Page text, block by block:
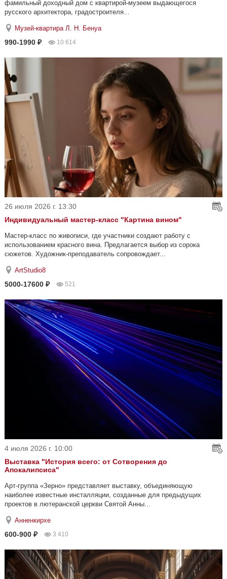
фамильный доходный дом с квартирой-музеем выдающегося
русского архитектора, градостроителя...
Музей-квартира Л. Н. Бенуа
990-1990 ₽ 10 614
26 июля 2026 г. 13:30
Индивидуальный мастер-класс "Картина вином"
Мастер-класс по живописи, где участники создают работу с
использованием красного вина. Предлагается выбор из сорока
сюжетов. Художник-преподаватель сопровождает...
ArtStudio8
5000-17600 ₽ 521
4 июля 2026 г. 10:00
Выставка "История всего: от Сотворения до
Апокалипсиса"
Арт-группа «Зерно» представляет выставку, объединяющую
наиболее известные инсталляции, созданные для предыдущих
проектов в лютеранской церкви Святой Анны...
Анненкирхе
600-900 ₽ 3 410